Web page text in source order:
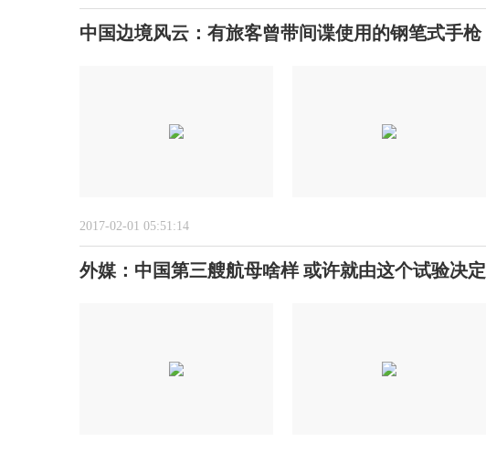
中国边境风云：有旅客曾带间谍使用的钢笔式手枪
2017-02-01 05:51:14
外媒：中国第三艘航母啥样 或许就由这个试验决定